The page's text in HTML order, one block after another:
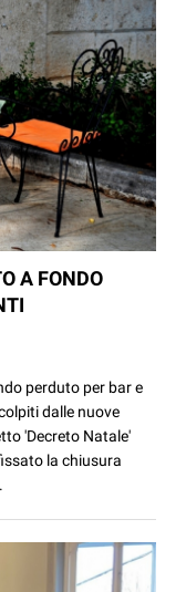
A FONDO
perduto per bar e
dalle nuove
'Decreto Natale'
la chiusura